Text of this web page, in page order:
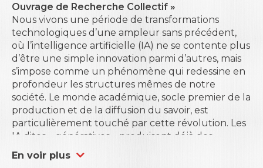
Ouvrage de Recherche Collectif »
Nous vivons une période de transformations
technologiques d’une ampleur sans précédent,
où l’intelligence artificielle (IA) ne se contente plus
d’être une simple innovation parmi d’autres, mais
s’impose comme un phénomène qui redessine en
profondeur les structures mêmes de notre
société. Le monde académique, socle premier de la
production et de la diffusion du savoir, est
particulièrement touché par cette révolution. Les
IA dites
génératives
produisent déjà des
contenus de manière autonome. En introduisant
de nouvelles dynamiques qui reconfigurent les
En voir plus